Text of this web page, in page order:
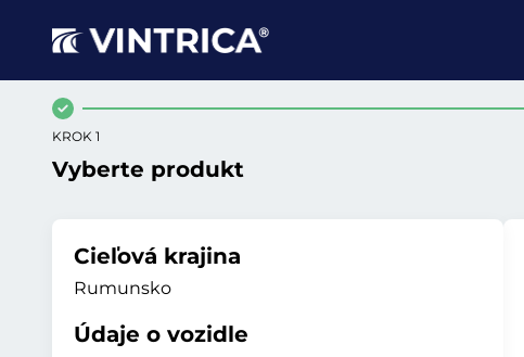
KROK 1
Vyberte produkt
Cieľová krajina
Rumunsko
Údaje o vozidle